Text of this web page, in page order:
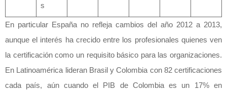
s
En particular España no refleja cambios del año 2012 a 2013,
aunque el interés ha crecido entre los profesionales quienes ven
la certificación como un requisito básico para las organizaciones.
En Latinoamérica lideran Brasil y Colombia con 82 certificaciones
cada país, aún cuando el PIB de Colombia es un 17% en